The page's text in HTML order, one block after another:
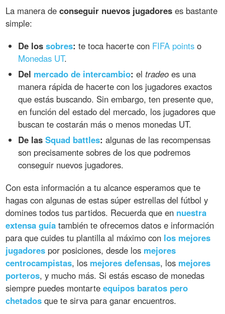
La manera deconseguir nuevos jugadores es bastante
simple:
De lossobres: te toca hacerte con FIFA points o
Monedas UT.
Del mercado de intercambio: eltradeo es una
manera rápida de hacerte con los jugadores exactos
que estás buscando. Sin embargo, ten presente que,
en función del estado del mercado, los jugadores que
buscan te costarán más o menos monedas UT.
De lasSquad battles: algunas de las recompensas
son precisamente sobres de los que podremos
conseguir nuevos jugadores.
Con esta información a tu alcance esperamos que te
hagas con algunas de estas súper estrellas del fútbol y
domines todos tus partidos. Recuerda que en nuestra
extensa guía también te ofrecemos datos e información
para que cuides tu plantilla al máximo con los mejores
jugadores por posiciones, desde los mejores
centrocampistas, los mejores defensas, los mejores
porteros, y mucho más. Si estás escaso de monedas
siempre puedes montarteequipos baratos pero
chetados que te sirva para ganar encuentros.